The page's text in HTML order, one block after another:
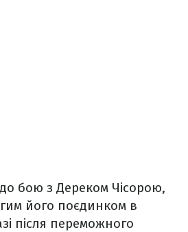
до бою з Дереком Чісорою,
його поєдинком в
після переможного